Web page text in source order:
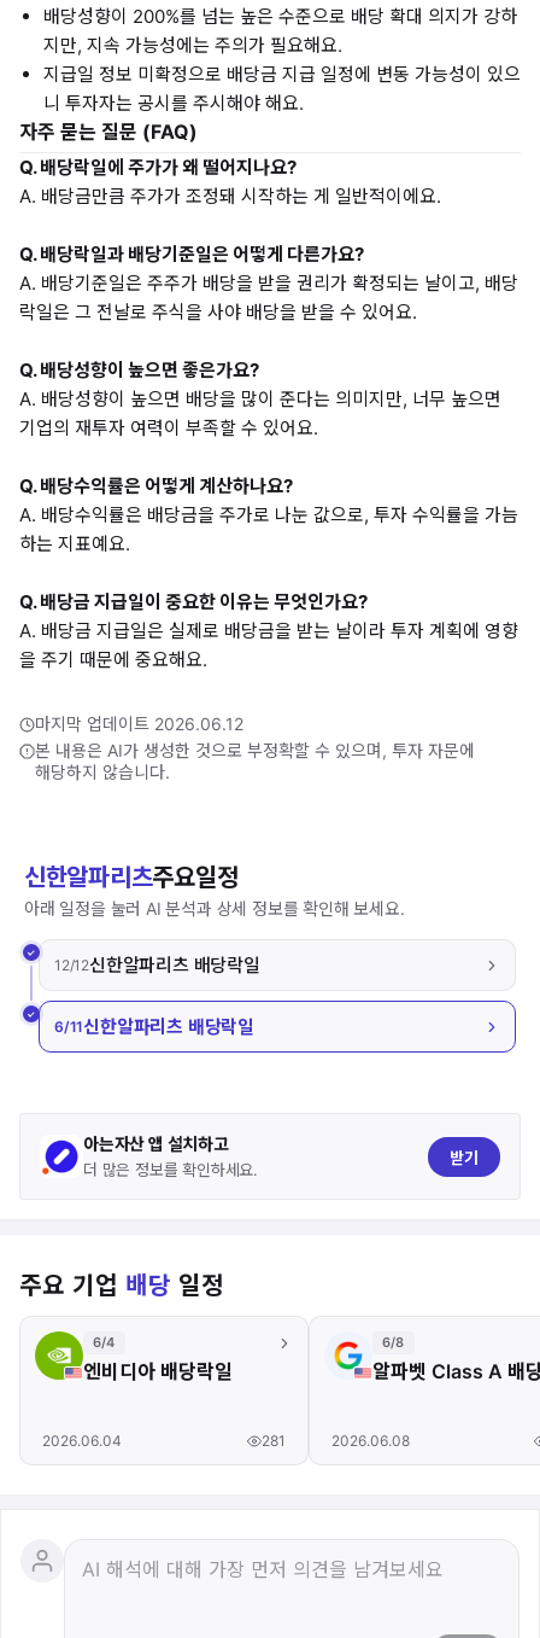
배당성향이 200%를 넘는 높은 수준으로 배당 확대 의지가 강하
지만, 지속 가능성에는 주의가 필요해요.
지급일 정보 미확정으로 배당금 지급 일정에 변동 가능성이 있으
니 투자자는 공시를 주시해야 해요.
자주 묻는 질문 (FAQ)
Q. 배당락일에 주가가 왜 떨어지나요?
A. 배당금만큼 주가가 조정돼 시작하는 게 일반적이에요.
Q. 배당락일과 배당기준일은 어떻게 다른가요?
A. 배당기준일은 주주가 배당을 받을 권리가 확정되는 날이고, 배당
락일은 그 전날로 주식을 사야 배당을 받을 수 있어요.
Q. 배당성향이 높으면 좋은가요?
A. 배당성향이 높으면 배당을 많이 준다는 의미지만, 너무 높으면
기업의 재투자 여력이 부족할 수 있어요.
Q. 배당수익률은 어떻게 계산하나요?
A. 배당수익률은 배당금을 주가로 나눈 값으로, 투자 수익률을 가늠
하는 지표예요.
Q. 배당금 지급일이 중요한 이유는 무엇인가요?
A. 배당금 지급일은 실제로 배당금을 받는 날이라 투자 계획에 영향
을 주기 때문에 중요해요.
마지막 업데이트 2026.06.12
본 내용은 AI가 생성한 것으로 부정확할 수 있으며, 투자 자문에
해당하지 않습니다.
신한알파리츠주요일정
아래 일정을 눌러 AI 분석과 상세 정보를 확인해 보세요.
12/12신한알파리츠 배당락일
6/11신한알파리츠 배당락일
아는자산 앱 설치하고
더 많은 정보를 확인하세요.
받기
주요 기업 배당 일정
6/4
엔비디아 배당락일
2026.06.04 281
6/8
알파벳 Class A 배
2026.06.08